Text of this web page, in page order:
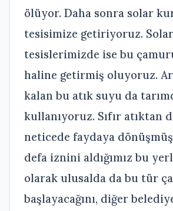
ölüyor. Daha sonra solar
tesisimize getiriyoruz. Solar
tesislerimizde ise bu
haline getirmiş oluyoruz.
kalan bu atık suyu da
kullanıyoruz. Sıfır atıktan
neticede faydaya
defa iznini aldığımız bu
olarak ulusalda da bu tür
başlayacağını, diğer